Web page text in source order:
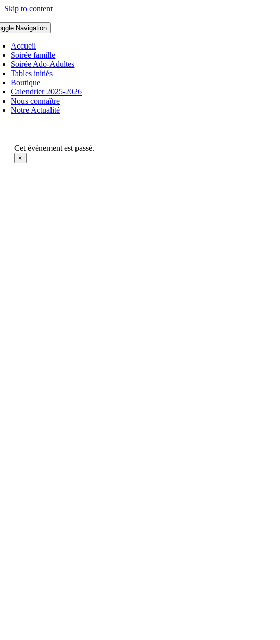
Skip to content
Navigation
Accueil
Soirée famille
Soirée Ado-Adultes
Tables initiés
Boutique
Calendrier 2025-2026
Nous connaître
Notre Actualité
Cet évènement est passé.
×